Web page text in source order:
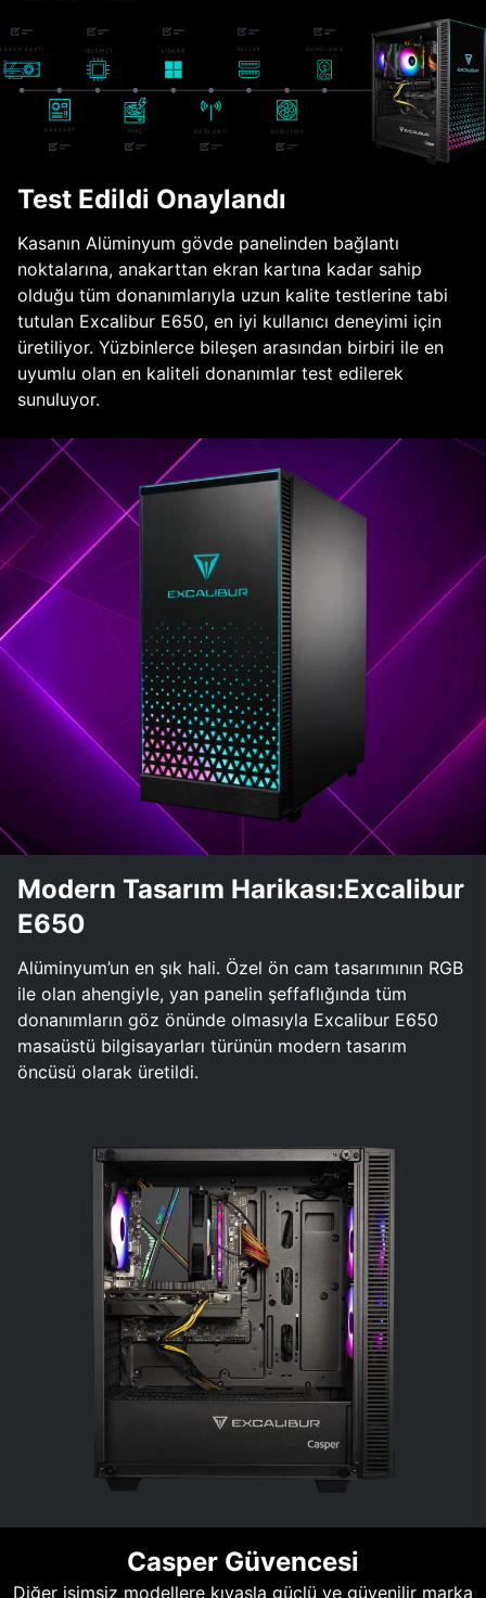
Test Edildi Onaylandı
Kasanın Alüminyum gövde panelinden bağlantı
noktalarına, anakarttan ekran kartına kadar sahip
olduğu tüm donanımlarıyla uzun kalite testlerine tabi
tutulan Excalibur E650, en iyi kullanıcı deneyimi için
üretiliyor. Yüzbinlerce bileşen arasından birbiri ile en
uyumlu olan en kaliteli donanımlar test edilerek
sunuluyor.
Modern Tasarım Harikası:Excalibur
E650
Alüminyum’un en şık hali. Özel ön cam tasarımının RGB
ile olan ahengiyle, yan panelin şeffaflığında tüm
donanımların göz önünde olmasıyla Excalibur E650
masaüstü bilgisayarları türünün modern tasarım
öncüsü olarak üretildi.
Casper Güvencesi
Diğer isimsiz modellere kıyasla güçlü ve güvenilir marka